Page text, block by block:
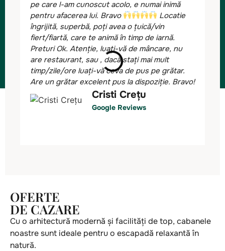
pe care l-am cunoscut acolo, e numai inimă
pentru afacerea lui. Bravo
Locatie
îngrijită, superbă, poți avea o țuică/vin
fiert/fiartă, care te animă în timp de iarnă.
Preturi Ok. Atenție, luați-vă de mâncare, nu
are restaurant, sau , dacă stați mai mult
timp/zile/ore luați-vă ceva de pus pe grătar.
Are un grătar excelent pus la dispoziție. Bravo!
Cristi Crețu
Google Reviews
OFERTE
DE CAZARE
Cu o arhitectură modernă și facilități de top, cabanele
noastre sunt ideale pentru o escapadă relaxantă în
natură.